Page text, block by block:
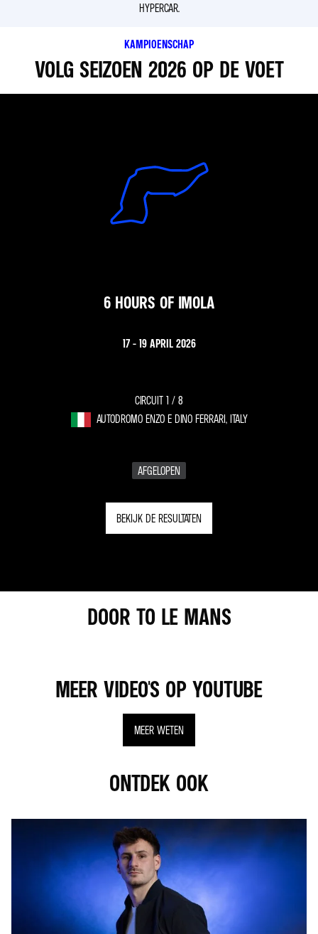
HYPERCAR.
KAMPIOENSCHAP
VOLG SEIZOEN 2026 OP DE VOET
6 HOURS OF IMOLA
17 - 19 APRIL 2026
CIRCUIT 1 / 8
AUTODROMO ENZO E DINO FERRARI, ITALY
AFGELOPEN
BEKIJK DE RESULTATEN
DOOR TO LE MANS
MEER VIDEO'S OP YOUTUBE
MEER WETEN
ONTDEK OOK